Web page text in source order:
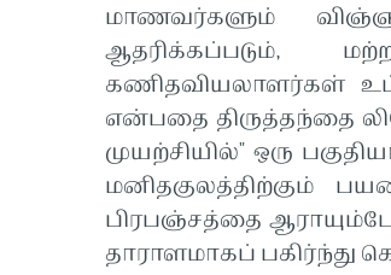
மாணவர்களும்
ஆதரிக்கப்படும்,
கணிதவியலாளர்கள்
என்பதை திருத்தந்தை
முயற்சியில்" ஒரு
மனிதகுலத்திற்கும்
பிரபஞ்சத்தை
தாராளமாகப் பகிர்ந்து